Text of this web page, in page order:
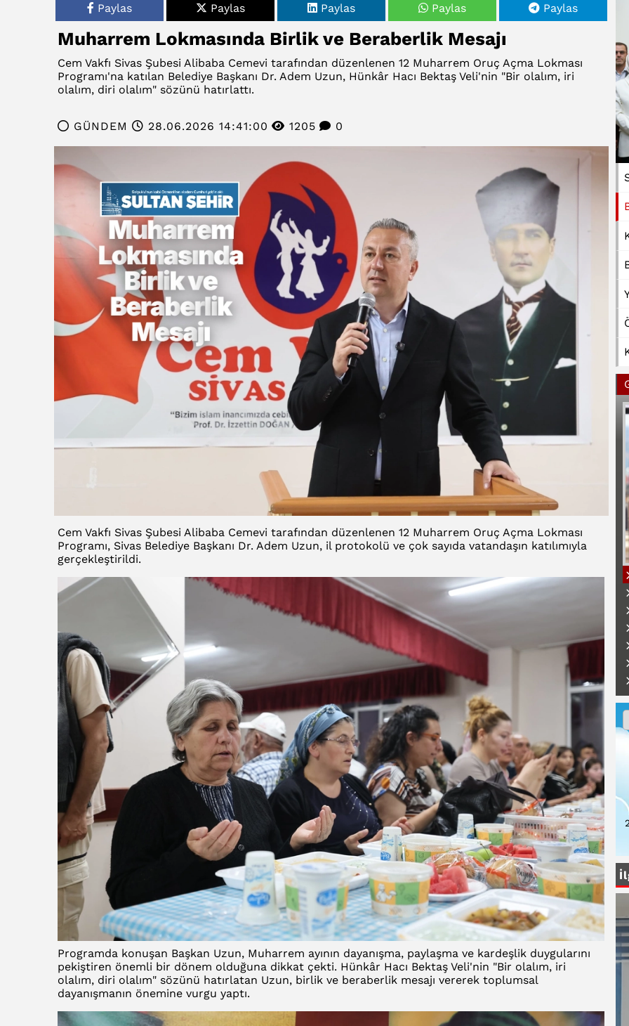
Paylas
Paylas Paylas Paylas Paylas
Muharrem Lokmasında Birlik ve Beraberlik Mesajı
Cem Vakfı Sivas Şubesi Alibaba Cemevi tarafından düzenlenen 12 Muharrem Oruç Açma Lokması
Programı'na katılan Belediye Başkanı Dr. Adem Uzun, Hünkâr Hacı Bektaş Veli'nin "Bir olalım, iri
olalım, diri olalım" sözünü hatırlattı.
GÜNDEM 28.06.2026 14:41:00 1205 0
Cem Vakfı Sivas Şubesi Alibaba Cemevi tarafından düzenlenen 12 Muharrem Oruç Açma Lokması
Programı, Sivas Belediye Başkanı Dr. Adem Uzun, il protokolü ve çok sayıda vatandaşın katılımıyla
gerçekleştirildi.
Programda konuşan Başkan Uzun, Muharrem ayının dayanışma, paylaşma ve kardeşlik duygularını
pekiştiren önemli bir dönem olduğuna dikkat çekti. Hünkâr Hacı Bektaş Veli'nin "Bir olalım, iri
olalım, diri olalım" sözünü hatırlatan Uzun, birlik ve beraberlik mesajı vererek toplumsal
dayanışmanın önemine vurgu yaptı.